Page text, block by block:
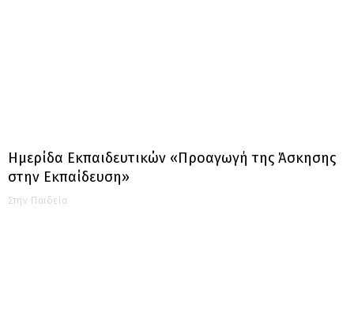
Ημερίδα Εκπαιδευτικών «Προαγωγή της Άσκησης
στην Εκπαίδευση»
Στην Παιδεία